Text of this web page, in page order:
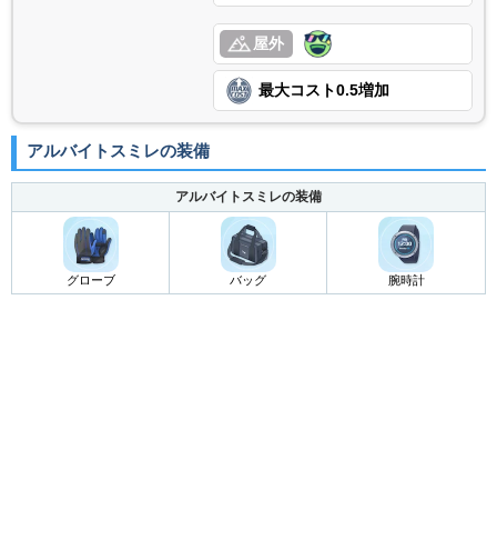
屋外
最大コスト0.5増加
アルバイトスミレの装備
アルバイトスミレの装備
グローブ バッグ 腕時計